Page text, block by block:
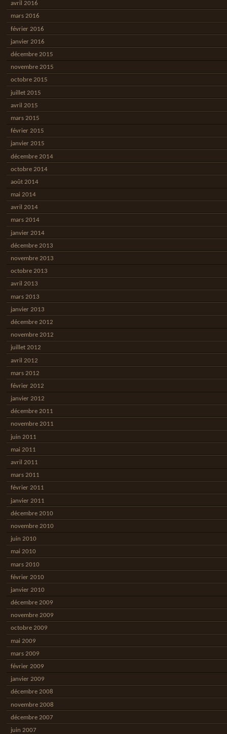
avril 2016
mars 2016
février 2016
janvier 2016
décembre 2015
novembre 2015
octobre 2015
juillet 2015
avril 2015
mars 2015
février 2015
janvier 2015
décembre 2014
octobre 2014
août 2014
mai 2014
avril 2014
mars 2014
janvier 2014
décembre 2013
novembre 2013
octobre 2013
avril 2013
mars 2013
janvier 2013
décembre 2012
novembre 2012
juillet 2012
avril 2012
mars 2012
février 2012
janvier 2012
décembre 2011
novembre 2011
juin 2011
mai 2011
avril 2011
mars 2011
février 2011
janvier 2011
décembre 2010
novembre 2010
juin 2010
mai 2010
mars 2010
février 2010
janvier 2010
décembre 2009
novembre 2009
octobre 2009
mai 2009
mars 2009
février 2009
janvier 2009
décembre 2008
novembre 2008
décembre 2007
juin 2007